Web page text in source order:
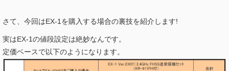
さて、今回はEX-1を購入する場合の裏技を紹介します!
実はEX-1の値段設定は絶妙なんです。
定価ベースで以下のようになります。